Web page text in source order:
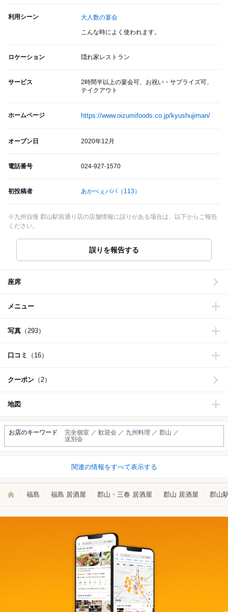
利用シーン 大人数の宴会
こんな時によく使われます。
ロケーション 隠れ家レストラン
サービス
2時間半以上の宴会可、お祝い・サプライズ可、
テイクアウト
ホームページ https://www.oizumifoods.co.jp/kyushujiman/
オープン日 2020年12月
電話番号 024-927-1570
初投稿者 あかべぇパパ（113）
※九州自慢 郡山駅前通り店の店舗情報に誤りがある場合は、以下からご報告
ください。
誤りを報告する
座席
メニュー
写真 （293）
口コミ （16）
クーポン （2）
地図
お店のキーワード
完全個室 ／ 歓迎会 ／ 九州料理 ／ 郡山 ／
送別会
関連の情報をすべて表示する
福島 福島 居酒屋 郡山・三春 居酒屋 郡山 居酒屋 郡山